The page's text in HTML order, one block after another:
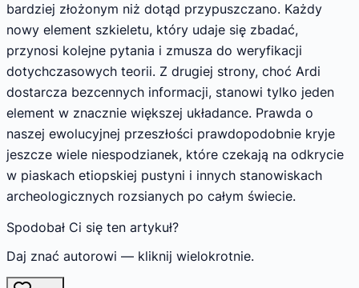
bardziej złożonym niż dotąd przypuszczano. Każdy
nowy element szkieletu, który udaje się zbadać,
przynosi kolejne pytania i zmusza do weryfikacji
dotychczasowych teorii. Z drugiej strony, choć Ardi
dostarcza bezcennych informacji, stanowi tylko jeden
element w znacznie większej układance. Prawda o
naszej ewolucyjnej przeszłości prawdopodobnie kryje
jeszcze wiele niespodzianek, które czekają na odkrycie
w piaskach etiopskiej pustyni i innych stanowiskach
archeologicznych rozsianych po całym świecie.
Spodobał Ci się ten artykuł?
Daj znać autorowi — kliknij wielokrotnie.